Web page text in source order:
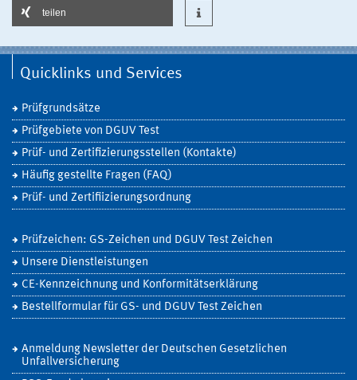
teilen
Quicklinks und Services
Prüfgrundsätze
Prüfgebiete von DGUV Test
Prüf- und Zertifizierungsstellen (Kontakte)
Häufig gestellte Fragen (FAQ)
Prüf- und Zertifiizierungsordnung
Prüfzeichen: GS-Zeichen und DGUV Test Zeichen
Unsere Dienstleistungen
CE-Kennzeichnung und Konformitätserklärung
Bestellformular für GS- und DGUV Test Zeichen
Anmeldung Newsletter der Deutschen Gesetzlichen
Unfallversicherung